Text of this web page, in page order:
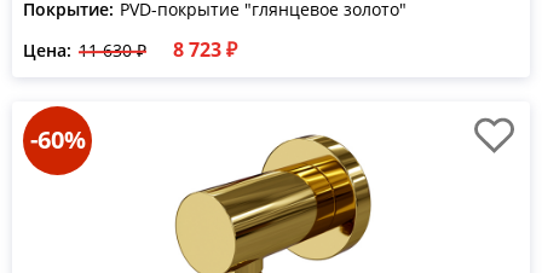
Покрытие: PVD-покрытие "глянцевое золото"
Цена: 11 630 ₽ 8 723 ₽
-60%